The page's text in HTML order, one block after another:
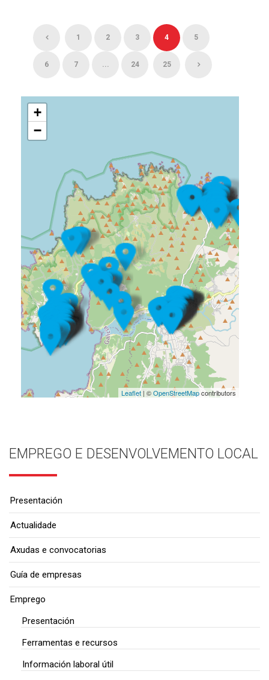
1 2 3 4 5
6 7 ... 24 25
+
−
Leaflet| ©OpenStreetMapcontributors
EMPREGO E DESENVOLVEMENTO LOCAL
Presentación
Actualidade
Axudas e convocatorias
Guía de empresas
Emprego
Presentación
Ferramentas e recursos
Información laboral útil